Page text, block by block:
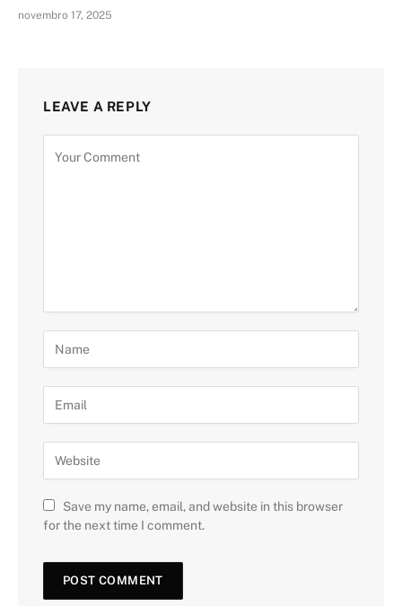
novembro 17, 2025
LEAVE A REPLY
Save my name, email, and website in this browser
for the next time I comment.